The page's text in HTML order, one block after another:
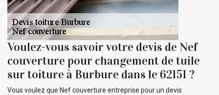
Voulez-vous savoir votre devis de Nef
couverture pour changement de tuile
sur toiture à Burbure dans le 62151 ?
Vous voulez que Nef couverture entreprise pour un devis